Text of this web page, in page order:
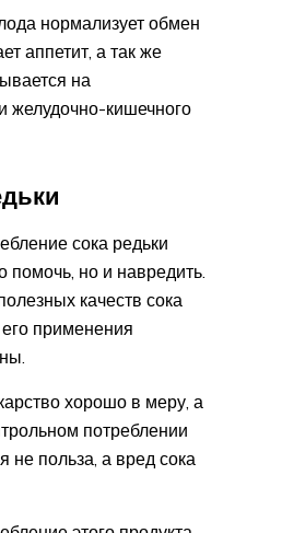
нормализует обмен
аппетит, а так же
на
желудочно-кишечного
сока редьки
помочь, но и навредить.
качеств сока
применения
хорошо в меру, а
потреблении
не польза, а вред сока